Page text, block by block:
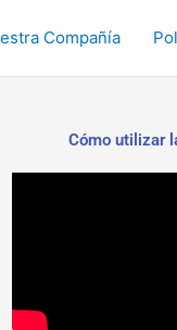
Compañía
Cómo utilizar